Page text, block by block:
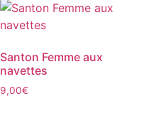
a
plusieurs
Les
peuvent
Santon Femme aux
navettes
9,00€